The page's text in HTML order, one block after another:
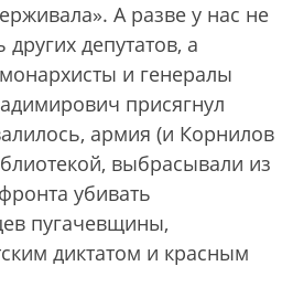
А разве у нас не
депутатов, а
и генералы
присягнул
армия (и Корнилов
выбрасывали из
убивать
пугачевщины,
диктатом и красным